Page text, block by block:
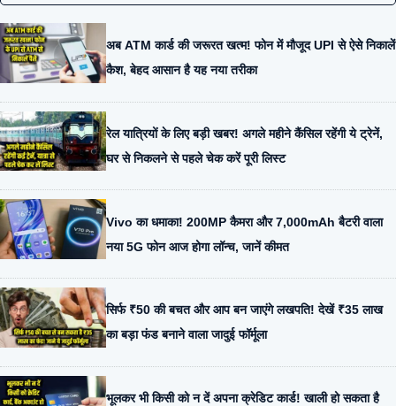
अब ATM कार्ड की जरूरत खत्म! फोन में मौजूद UPI से ऐसे निकालें
कैश, बेहद आसान है यह नया तरीका
रेल यात्रियों के लिए बड़ी खबर! अगले महीने कैंसिल रहेंगी ये ट्रेनें,
घर से निकलने से पहले चेक करें पूरी लिस्ट
Vivo का धमाका! 200MP कैमरा और 7,000mAh बैटरी वाला
नया 5G फोन आज होगा लॉन्च, जानें कीमत
सिर्फ ₹50 की बचत और आप बन जाएंगे लखपति! देखें ₹35 लाख
का बड़ा फंड बनाने वाला जादुई फॉर्मूला
भूलकर भी किसी को न दें अपना क्रेडिट कार्ड! खाली हो सकता है